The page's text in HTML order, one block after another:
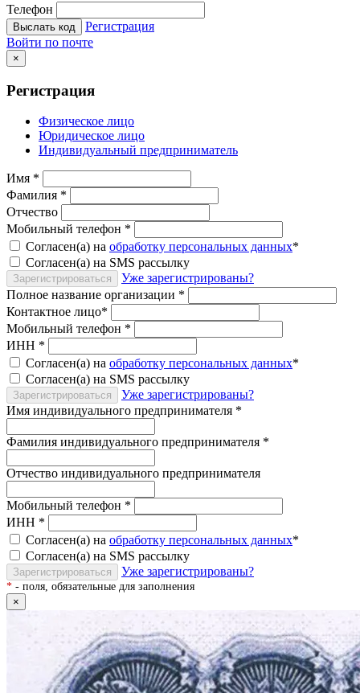
Телефон
Выслать код
Регистрация
Войти по почте
×
Регистрация
Физическое лицо
Юридическое лицо
Индивидуальный предприниматель
Имя *
Фамилия *
Отчество
Мобильный телефон *
Согласен(а) на обработку персональных данных*
Согласен(а) на SMS рассылку
Зарегистрироваться
Уже зарегистрированы?
Полное название организации *
Контактное лицо*
Мобильный телефон *
ИНН *
Согласен(а) на обработку персональных данных*
Согласен(а) на SMS рассылку
Зарегистрироваться
Уже зарегистрированы?
Имя индивидуального предпринимателя *
Фамилия индивидуального предпринимателя *
Отчество индивидуального предпринимателя
Мобильный телефон *
ИНН *
Согласен(а) на обработку персональных данных*
Согласен(а) на SMS рассылку
Зарегистрироваться Уже зарегистрированы?
* - поля, обязательные для заполнения
×